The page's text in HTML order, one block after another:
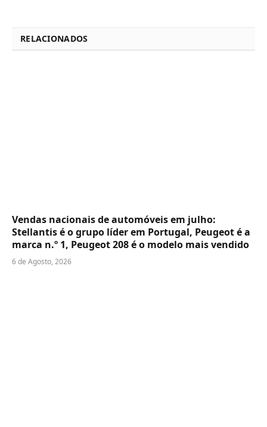
RELACIONADOS
Vendas nacionais de automóveis em julho:
Stellantis é o grupo líder em Portugal, Peugeot é a
marca n.º 1, Peugeot 208 é o modelo mais vendido
6 de Agosto, 2026